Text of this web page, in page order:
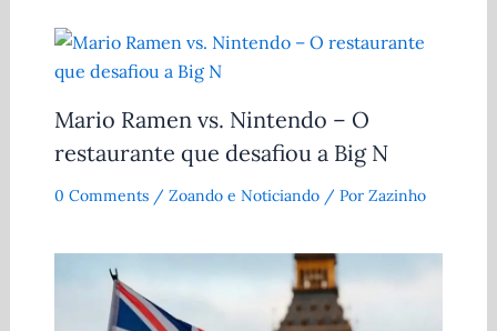
Mario Ramen vs. Nintendo – O
restaurante que desafiou a Big N
0 Comments / Zoando e Noticiando/ Por Zazinho